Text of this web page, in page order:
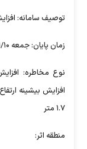
توصیف سامانه:
زمان پایان: جمعه ۱۴۰۳/۰۱/۱۰
۱.۷ متر
منطقه اثر: